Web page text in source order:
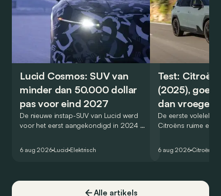
Lucid Cosmos: SUV van
minder dan 50.000 dollar
pas voor eind 2027
De nieuwe instap-SUV van Lucid werd
voor het eerst aangekondigd in 2024 en
constructeur vervoegen.
6 aug 2026 Lucid Elektrisch
Test: Citroën
(2025), goed
dan vroeger
De eerste
Citroëns ruime en
dat ook gelukt?
6 aug 2026 Citroën
Alle artikels